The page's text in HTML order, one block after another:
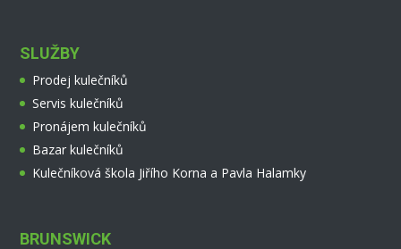
SLUŽBY
Prodej kulečníků
Servis kulečníků
Pronájem kulečníků
Bazar kulečníků
Kulečníková škola Jiřího Korna a Pavla Halamky
BRUNSWICK